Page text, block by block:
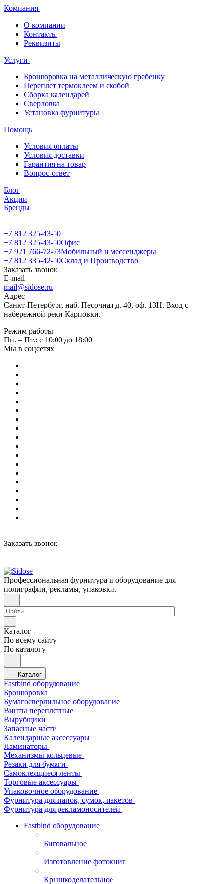
Компания
О компании
Контакты
Реквизиты
Услуги
Брошюровка на металлическую гребенку
Переплет термоклеем и скобой
Сборка календарей
Сверловка
Установка фурнитуры
Помощь
Условия оплаты
Условия доставки
Гарантия на товар
Вопрос-ответ
Блог
Акции
Бренды
+7 812 325-43-50
+7 812 325-43-50Офис
+7 921 766-72-73Мобильный и мессенджеры
+7 812 335-42-50Склад и Производство
Заказать звонок
E-mail
mail@sidose.ru
Адрес
Санкт-Петербург, наб. Песочная д. 40, оф. 13Н. Вход с
набережной реки Карповки.
Режим работы
Пн. – Пт.: с 10:00 до 18:00
Мы в соцсетях
Заказать звонок
Профессиональная фурнитура и оборудование для
полиграфии, рекламы, упаковки.
Каталог
По всему сайту
По каталогу
Каталог
Fastbind оборудование
Брошюровка
Бумагосверлильное оборудование
Винты переплетные
Вырубщики
Запасные части
Календарные аксессуары
Ламинаторы
Механизмы кольцевые
Резаки для бумаги
Самоклеящиеся ленты
Торговые аксессуары
Упаковочное оборудование
Фурнитура для папок, сумок, пакетов
Фурнитура для рекламоносителей
Fastbind оборудование
Биговальное
Изготовление фотокниг
Крышкоделательное